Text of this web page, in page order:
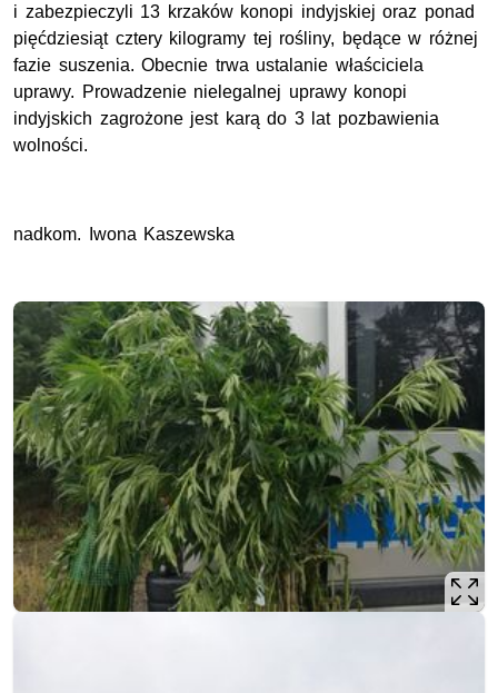
i zabezpieczyli 13 krzaków konopi indyjskiej oraz ponad
pięćdziesiąt cztery kilogramy tej rośliny, będące w różnej
fazie suszenia. Obecnie trwa ustalanie właściciela
uprawy. Prowadzenie nielegalnej uprawy konopi
indyjskich zagrożone jest karą do 3 lat pozbawienia
wolności.
nadkom. Iwona Kaszewska